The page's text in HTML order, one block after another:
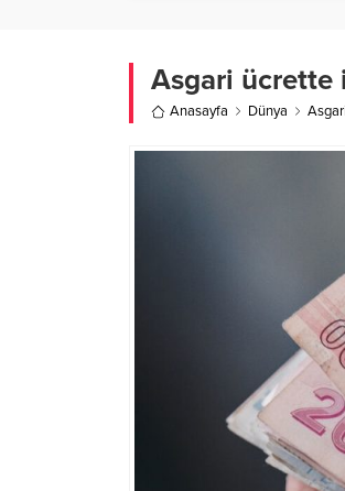
Asgari ücrette
Anasayfa Dünya